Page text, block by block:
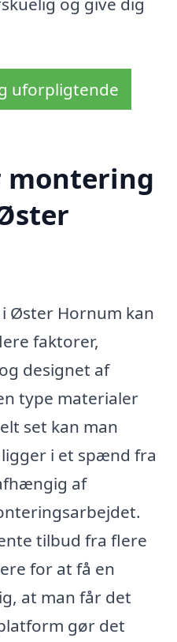
uforpligtende
montering
Øster Hornum kan
faktorer,
designet af
type materialer
set kan man
i et spænd fra
af
tilbud fra flere
for at få en
at man får det
gør det